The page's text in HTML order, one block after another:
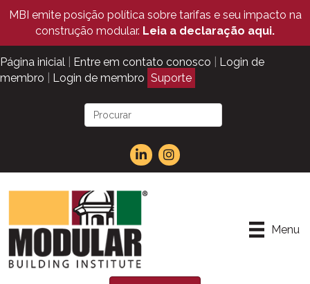
MBI emite posição política sobre tarifas e seu impacto na
construção modular. Leia a declaração aqui.
Página inicial Entre em contato conosco
Login de
membro
Login de membro Suporte
Menu